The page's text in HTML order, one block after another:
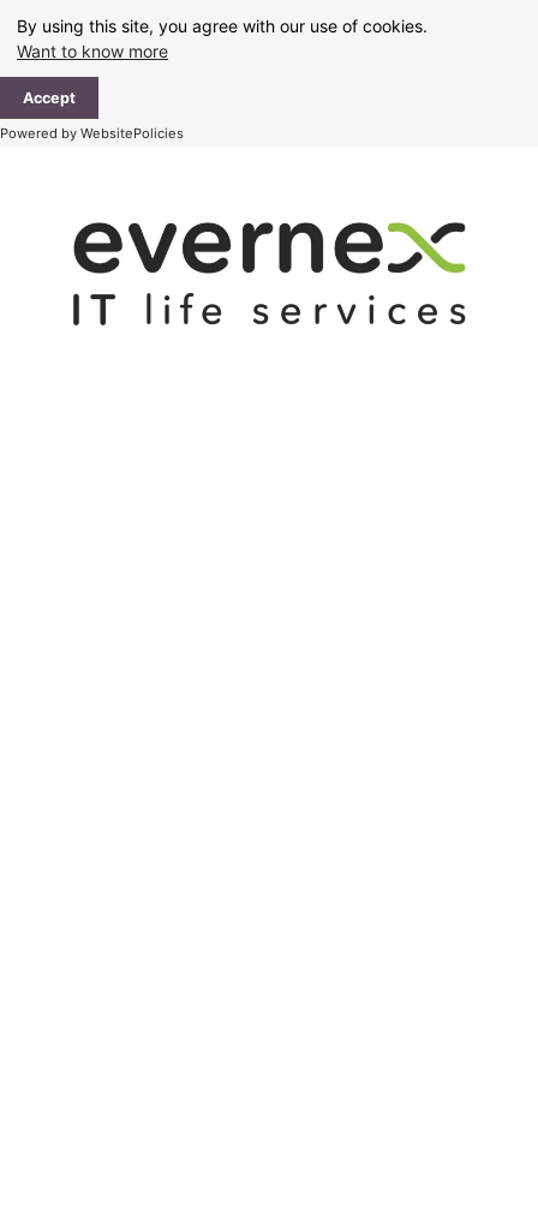
By using this site, you agree with our use of cookies.
Want to know more
Accept
Powered by WebsitePolicies
content